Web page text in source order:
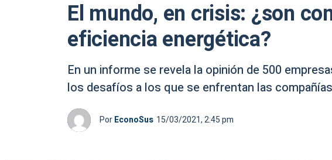
El mundo, en crisis: ¿son
eficiencia energética?
En un informe se revela la opinión de 500
los desafíos a los que se enfrentan las
PorEconoSus 15/03/2021, 2:45 pm